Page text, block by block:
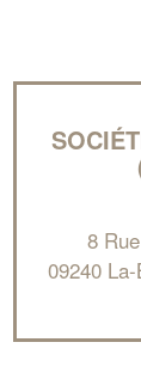
8
09240